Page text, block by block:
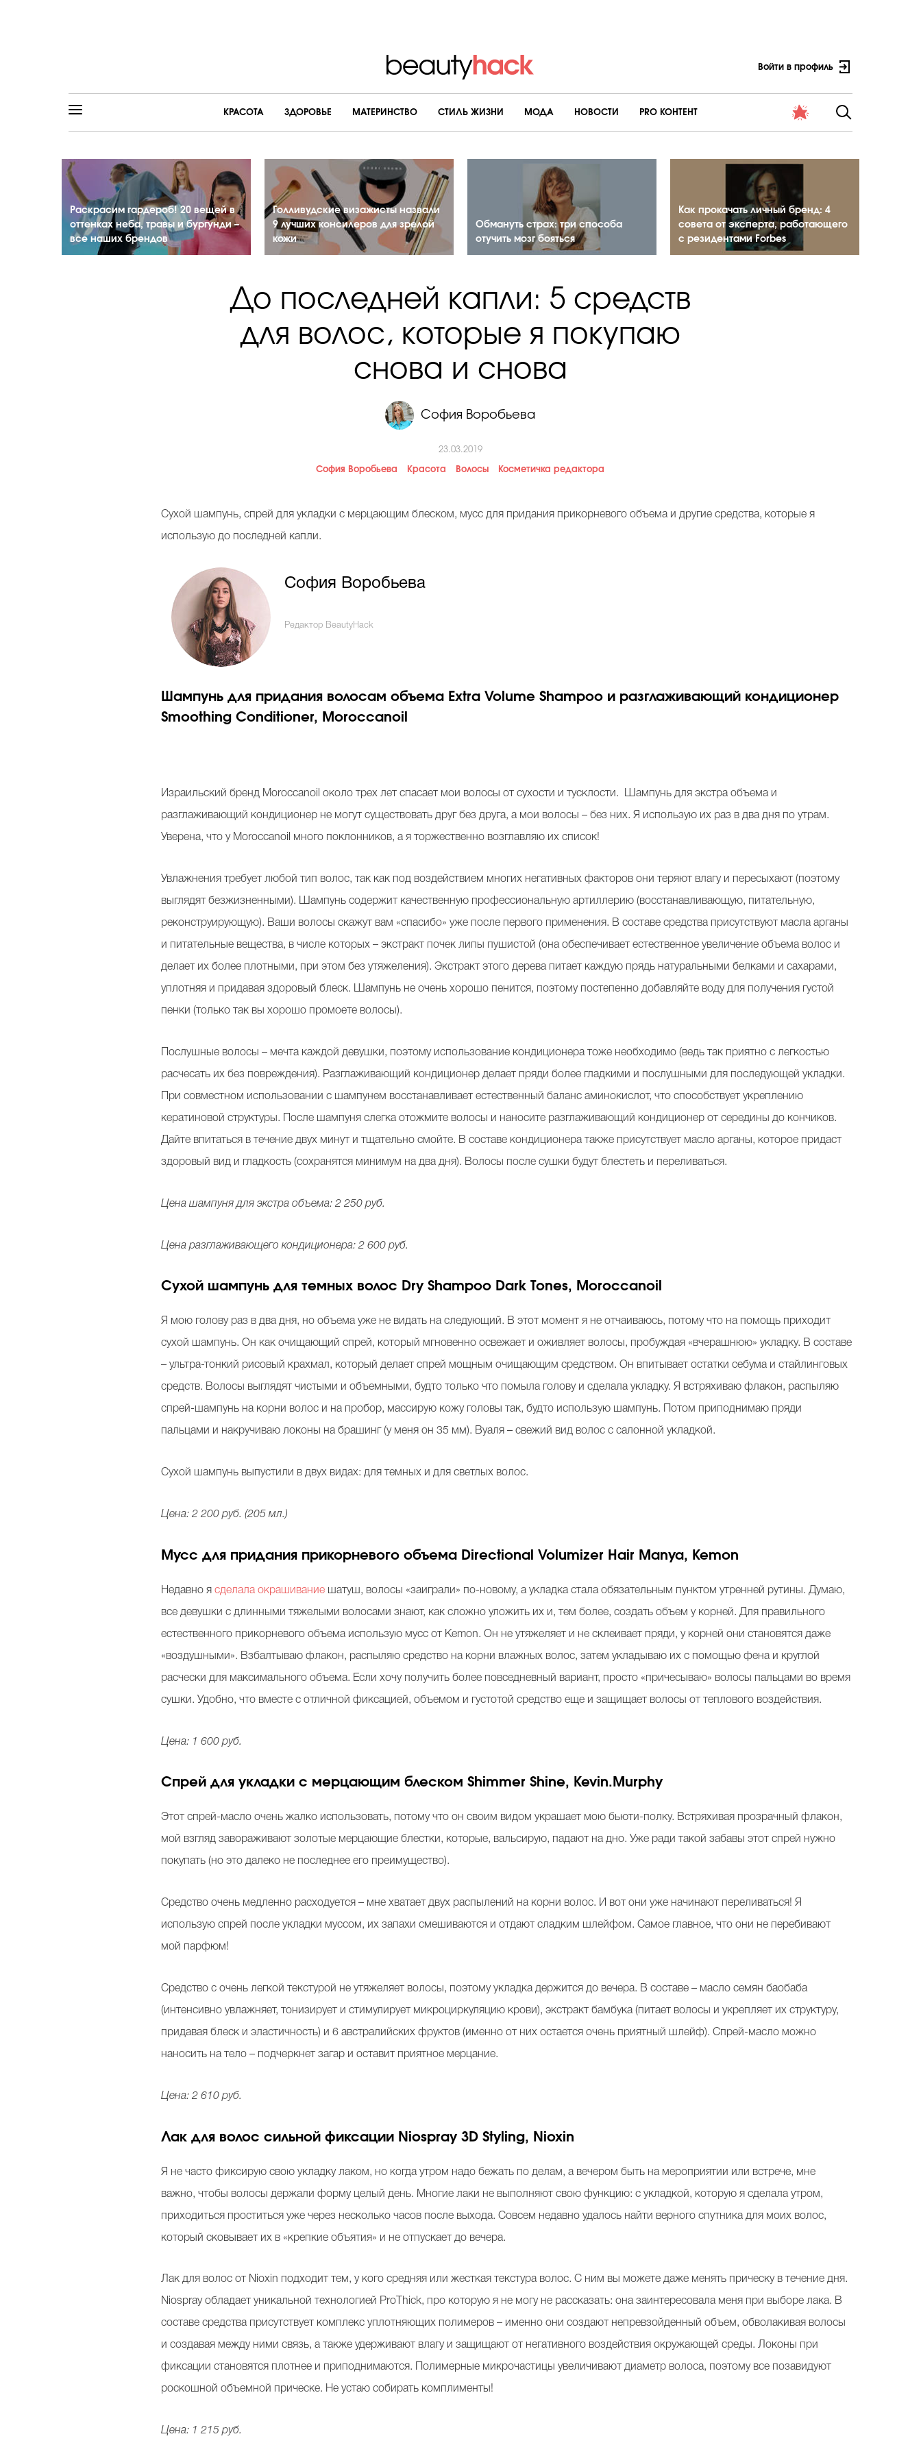
Войти в профиль
КРАСОТА ЗДОРОВЬЕ МАТЕРИНСТВО CТИЛЬ ЖИЗНИ МОДА НОВОСТИ PRO КОНТЕНТ
Раскрасим гардероб! 20 вещей в
оттенках неба, травы и бургунди –
все наших брендов
Голливудские визажисты назвали
9 лучших консилеров для зрелой
кожи
Обмануть страх: три способа
отучить мозг бояться
Как прокачать личный бренд: 4
совета от эксперта, работающего
с резидентами Forbes
До последней капли: 5 средств
для волос, которые я покупаю
снова и снова
София Воробьева
23.03.2019
София Воробьева Красота Волосы Косметичка редактора
Сухой шампунь, спрей для укладки с мерцающим блеском, мусс для придания прикорневого объема и другие средства, которые я
использую до последней капли.
София Воробьева
Редактор BeautyHack
Шампунь для придания волосам объема Extra Volume Shampoo и разглаживающий кондиционер
Smoothing Conditioner, Moroccanoil
Израильский бренд Moroccanoil около трех лет спасает мои волосы от сухости и тусклости. Шампунь для экстра объема и
разглаживающий кондиционер не могут существовать друг без друга, а мои волосы – без них. Я использую их раз в два дня по утрам.
Уверена, что у Moroccanoil много поклонников, а я торжественно возглавляю их список!
Увлажнения требует любой тип волос, так как под воздействием многих негативных факторов они теряют влагу и пересыхают (поэтому
выглядят безжизненными). Шампунь содержит качественную профессиональную артиллерию (восстанавливающую, питательную,
реконструирующую). Ваши волосы скажут вам «спасибо» уже после первого применения. В составе средства присутствуют масла арганы
и питательные вещества, в числе которых – экстракт почек липы пушистой (она обеспечивает естественное увеличение объема волос и
делает их более плотными, при этом без утяжеления). Экстракт этого дерева питает каждую прядь натуральными белками и сахарами,
уплотняя и придавая здоровый блеск. Шампунь не очень хорошо пенится, поэтому постепенно добавляйте воду для получения густой
пенки (только так вы хорошо промоете волосы).
Послушные волосы – мечта каждой девушки, поэтому использование кондиционера тоже необходимо (ведь так приятно с легкостью
расчесать их без повреждения). Разглаживающий кондиционер делает пряди более гладкими и послушными для последующей укладки.
При совместном использовании с шампунем восстанавливает естественный баланс аминокислот, что способствует укреплению
кератиновой структуры. После шампуня слегка отожмите волосы и наносите разглаживающий кондиционер от середины до кончиков.
Дайте впитаться в течение двух минут и тщательно смойте. В составе кондиционера также присутствует масло арганы, которое придаст
здоровый вид и гладкость (сохранятся минимум на два дня). Волосы после сушки будут блестеть и переливаться.
Цена шампуня для экстра объема: 2 250 руб.
Цена разглаживающего кондиционера: 2 600 руб.
Сухой шампунь для темных волос Dry Shampoo Dark Tones, Moroccanoil
Я мою голову раз в два дня, но объема уже не видать на следующий. В этот момент я не отчаиваюсь, потому что на помощь приходит
сухой шампунь. Он как очищающий спрей, который мгновенно освежает и оживляет волосы, пробуждая «вчерашнюю» укладку. В составе
– ультра-тонкий рисовый крахмал, который делает спрей мощным очищающим средством. Он впитывает остатки себума и стайлинговых
средств. Волосы выглядят чистыми и объемными, будто только что помыла голову и сделала укладку. Я встряхиваю флакон, распыляю
спрей-шампунь на корни волос и на пробор, массирую кожу головы так, будто использую шампунь. Потом приподнимаю пряди
пальцами и накручиваю локоны на брашинг (у меня он 35 мм). Вуаля – свежий вид волос с салонной укладкой.
Сухой шампунь выпустили в двух видах: для темных и для светлых волос.
Цена: 2 200 руб. (205 мл.)
Мусс для придания прикорневого объема Directional Volumizer Hair Manya, Kemon
Недавно ясделала окрашивание шатуш, волосы «заиграли» по-новому, а укладка стала обязательным пунктом утренней рутины. Думаю,
все девушки с длинными тяжелыми волосами знают, как сложно уложить их и, тем более, создать объем у корней. Для правильного
естественного прикорневого объема использую мусс от Kemon. Он не утяжеляет и не склеивает пряди, у корней они становятся даже
«воздушными». Взбалтываю флакон, распыляю средство на корни влажных волос, затем укладываю их с помощью фена и круглой
расчески для максимального объема. Если хочу получить более повседневный вариант, просто «причесываю» волосы пальцами во время
сушки. Удобно, что вместе с отличной фиксацией, объемом и густотой средство еще и защищает волосы от теплового воздействия.
Цена: 1 600 руб.
Спрей для укладки с мерцающим блеском Shimmer Shine, Kevin.Murphy
Этот спрей-масло очень жалко использовать, потому что он своим видом украшает мою бьюти-полку. Встряхивая прозрачный флакон,
мой взгляд завораживают золотые мерцающие блестки, которые, вальсирую, падают на дно. Уже ради такой забавы этот спрей нужно
покупать (но это далеко не последнее его преимущество).
Средство очень медленно расходуется – мне хватает двух распылений на корни волос. И вот они уже начинают переливаться! Я
использую спрей после укладки муссом, их запахи смешиваются и отдают сладким шлейфом. Самое главное, что они не перебивают
мой парфюм!
Средство с очень легкой текстурой не утяжеляет волосы, поэтому укладка держится до вечера. В составе – масло семян баобаба
(интенсивно увлажняет, тонизирует и стимулирует микроциркуляцию крови), экстракт бамбука (питает волосы и укрепляет их структуру,
придавая блеск и эластичность) и 6 австралийских фруктов (именно от них остается очень приятный шлейф). Спрей-масло можно
наносить на тело – подчеркнет загар и оставит приятное мерцание.
Цена: 2 610 руб.
Лак для волос сильной фиксации Niospray 3D Styling, Nioxin
Я не часто фиксирую свою укладку лаком, но когда утром надо бежать по делам, а вечером быть на мероприятии или встрече, мне
важно, чтобы волосы держали форму целый день. Многие лаки не выполняют свою функцию: с укладкой, которую я сделала утром,
приходиться проститься уже через несколько часов после выхода. Совсем недавно удалось найти верного спутника для моих волос,
который сковывает их в «крепкие объятия» и не отпускает до вечера.
Лак для волос от Nioxin подходит тем, у кого средняя или жесткая текстура волос. С ним вы можете даже менять прическу в течение дня.
Niospray обладает уникальной технологией ProThick, про которую я не могу не рассказать: она заинтересовала меня при выборе лака. В
составе средства присутствует комплекс уплотняющих полимеров – именно они создают непревзойденный объем, обволакивая волосы
и создавая между ними связь, а также удерживают влагу и защищают от негативного воздействия окружающей среды. Локоны при
фиксации становятся плотнее и приподнимаются. Полимерные микрочастицы увеличивают диаметр волоса, поэтому все позавидуют
роскошной объемной прическе. Не устаю собирать комплименты!
Цена: 1 215 руб.